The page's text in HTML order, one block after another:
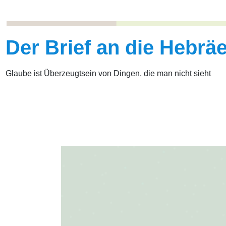
Der Brief an die
Glaube ist Überzeugtsein von Dingen, die man nicht sieht